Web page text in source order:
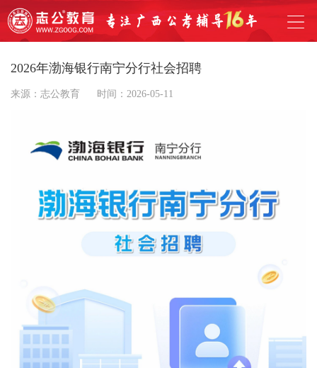
2026年渤海银行南宁分行社会招聘
来源：志公教育 时间：2026-05-11